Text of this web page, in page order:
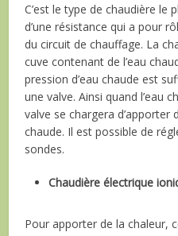
C’est le type de chaudière le
d’une résistance qui a pour
du circuit de chauffage. La
cuve contenant de l’eau
pression d’eau chaude est
une valve. Ainsi quand l’eau
valve se chargera d’apporter
chaude. Il est possible de
sondes.
Chaudière électrique
Pour apporter de la chaleur,